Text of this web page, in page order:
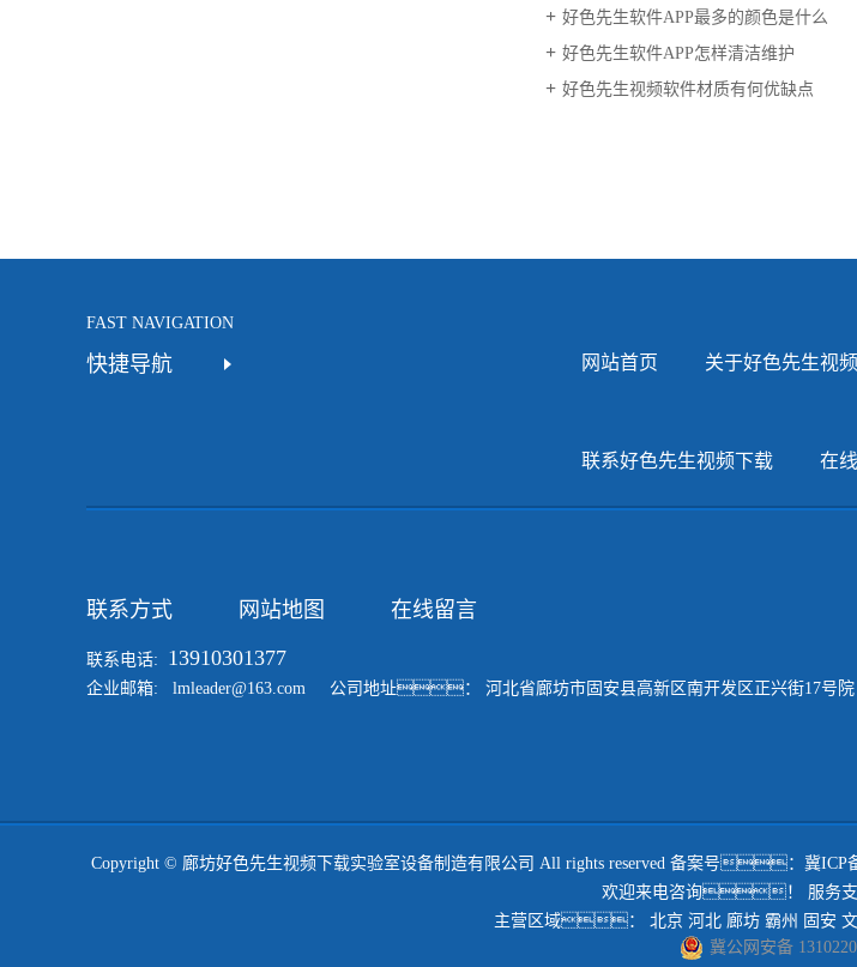
好色先生软件APP最多的颜色是什么
好色先生软件APP怎样清洁维护
好色先生视频软件材质有何优缺点
FAST NAVIGATION
快捷导航 网站首页 关于好色先生视
联系好色先生视频下载 在
联系方式 网站地图 在线留言
联系电话: 13910301377
企业邮箱: lmleader@163.com 公司地址： 河北省廊坊市固安县高新区南开发区正兴街17号院
Copyright © 廊坊好色先生视频下载实验室设备制造有限公司 All rights reserved 备案号： 冀ICP
欢迎来电咨询！ 服务
主营区域： 北京 河北 廊坊 霸州 固安
冀公网安备